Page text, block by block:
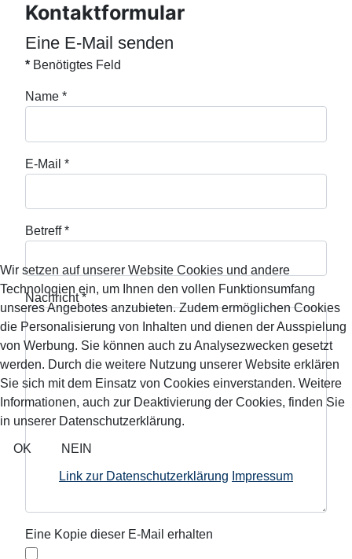
Kontaktformular
Eine E-Mail senden
* Benötigtes Feld
Name *
E-Mail *
Betreff*
Nachricht*
Eine Kopie dieser E-Mail erhalten
Wir setzen auf unserer Website Cookies und andere
Technologien ein, um Ihnen den vollen Funktionsumfang
unseres Angebotes anzubieten. Zudem ermöglichen Cookies
die Personalisierung von Inhalten und dienen der Ausspielung
von Werbung. Sie können auch zu Analysezwecken gesetzt
werden. Durch die weitere Nutzung unserer Website erklären
Sie sich mit dem Einsatz von Cookies einverstanden. Weitere
Informationen, auch zur Deaktivierung der Cookies, finden Sie
in unserer Datenschutzerklärung.
OK NEIN
Link zur Datenschutzerklärung Impressum